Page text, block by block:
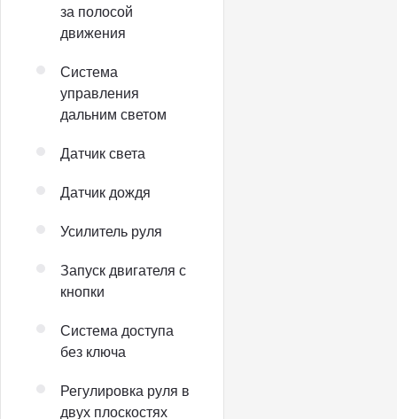
за полосой
движения
Система
управления
дальним светом
Датчик света
Датчик дождя
Усилитель руля
Запуск двигателя с
кнопки
Система доступа
без ключа
Регулировка руля в
двух плоскостях